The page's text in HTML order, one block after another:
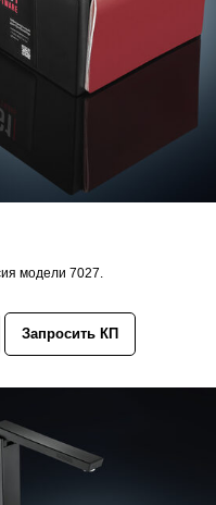
модели 7027.
Запросить КП